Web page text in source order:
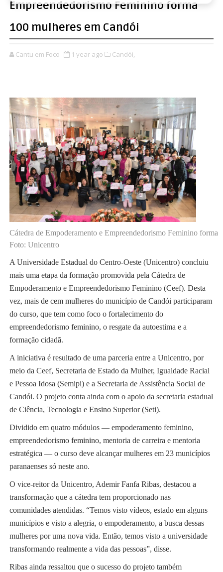
Empreendedorismo Feminino forma
100 mulheres em Candói
Cantu em Foco 1 year ago Candói,
Cátedra de Empoderamento e Empreendedorismo Feminino forma
Foto: Unicentro
A Universidade Estadual do Centro-Oeste (Unicentro) concluiu
mais uma etapa da formação promovida pela Cátedra de
Empoderamento e Empreendedorismo Feminino (Ceef). Desta
vez, mais de cem mulheres do município de Candói participaram
do curso, que tem como foco o fortalecimento do
empreendedorismo feminino, o resgate da autoestima e a
formação cidadã.
A iniciativa é resultado de uma parceria entre a Unicentro, por
meio da Ceef, Secretaria de Estado da Mulher, Igualdade Racial
e Pessoa Idosa (Semipi) e a Secretaria de Assistência Social de
Candói. O projeto conta ainda com o apoio da secretaria estadual
de Ciência, Tecnologia e Ensino Superior (Seti).
Dividido em quatro módulos — empoderamento feminino,
empreendedorismo feminino, mentoria de carreira e mentoria
estratégica — o curso deve alcançar mulheres em 23 municípios
paranaenses só neste ano.
O vice-reitor da Unicentro, Ademir Fanfa Ribas, destacou a
transformação que a cátedra tem proporcionado nas
comunidades atendidas. “Temos visto vídeos, estado em alguns
municípios e visto a alegria, o empoderamento, a busca dessas
mulheres por uma nova vida. Então, temos visto a universidade
transformando realmente a vida das pessoas”, disse.
Ribas ainda ressaltou que o sucesso do projeto também